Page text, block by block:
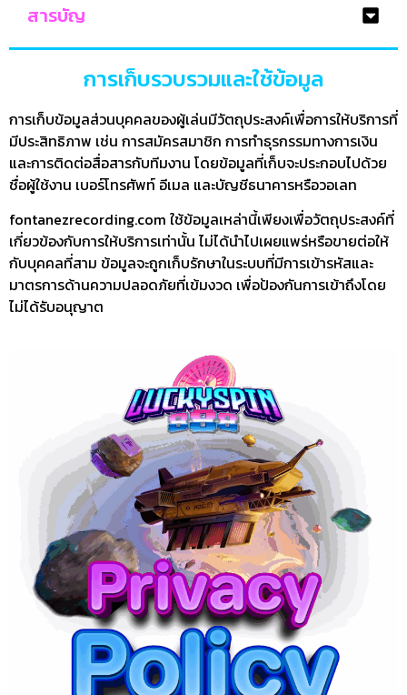
สารบัญ
การเก็บรวบรวมและใช้ข้อมูล
การเก็บข้อมูลส่วนบุคคลของผู้เล่นมีวัตถุประสงค์เพื่อการให้บริการที่
มีประสิทธิภาพ เช่น การสมัครสมาชิก การทำธุรกรรมทางการเงิน
และการติดต่อสื่อสารกับทีมงาน โดยข้อมูลที่เก็บจะประกอบไปด้วย
ชื่อผู้ใช้งาน เบอร์โทรศัพท์ อีเมล และบัญชีธนาคารหรือวอเลท
fontanezrecording.com ใช้ข้อมูลเหล่านี้เพียงเพื่อวัตถุประสงค์ที่
เกี่ยวข้องกับการให้บริการเท่านั้น ไม่ได้นำไปเผยแพร่หรือขายต่อให้
กับบุคคลที่สาม ข้อมูลจะถูกเก็บรักษาในระบบที่มีการเข้ารหัสและ
มาตรการด้านความปลอดภัยที่เข้มงวด เพื่อป้องกันการเข้าถึงโดย
ไม่ได้รับอนุญาต